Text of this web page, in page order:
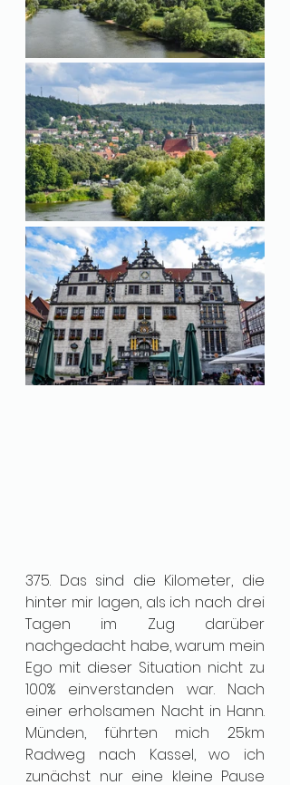
375. Das sind die Kilometer, die
hinter mir lagen, als ich nach drei
Tagen im Zug darüber
nachgedacht habe, warum mein
Ego mit dieser Situation nicht zu
100% einverstanden war. Nach
einer erholsamen Nacht in Hann.
Münden, führten mich 25km
Radweg nach Kassel, wo ich
zunächst nur eine kleine Pause